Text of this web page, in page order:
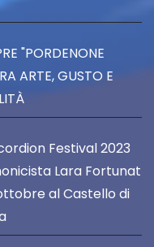
"PORDENONE
ARTE, GUSTO E
Festival 2023
Lara Fortunat
al Castello di